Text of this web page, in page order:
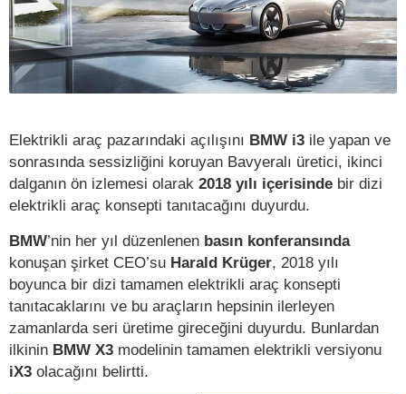
Elektrikli araç pazarındaki açılışını BMW i3 ile yapan ve
sonrasında sessizliğini koruyan Bavyeralı üretici, ikinci
dalganın ön izlemesi olarak 2018 yılı içerisinde bir dizi
elektrikli araç konsepti tanıtacağını duyurdu.
BMW’nin her yıl düzenlenen basın konferansında
konuşan şirket CEO’su Harald Krüger, 2018 yılı
boyunca bir dizi tamamen elektrikli araç konsepti
tanıtacaklarını ve bu araçların hepsinin ilerleyen
zamanlarda seri üretime gireceğini duyurdu. Bunlardan
ilkinin BMW X3 modelinin tamamen elektrikli versiyonu
iX3 olacağını belirtti.